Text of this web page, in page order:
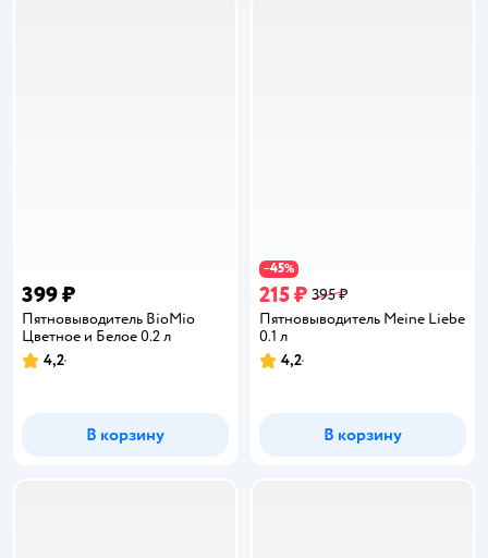
399 ₽
Пятновыводитель BioMio
Цветное и Белое 0.2 л
Рейтинг:
4,2
В корзину
−45%
215 ₽ 395 ₽
Пятновыводитель Meine Liebe
0.1 л
Рейтинг:
4,2
В корзину